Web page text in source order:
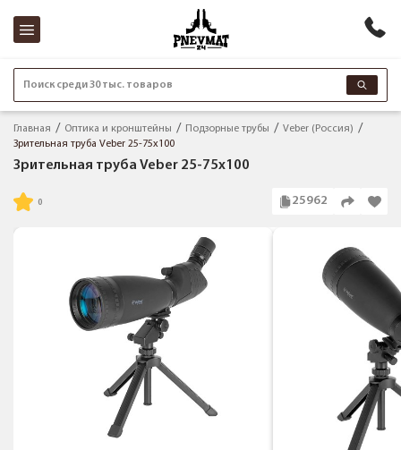
Поиск среди 30 тыс. товаров
Главная Оптика и кронштейны Подзорные трубы
Veber (Россия)
Зрительная труба Veber 25-75x100
Зрительная труба Veber 25-75x100
25962